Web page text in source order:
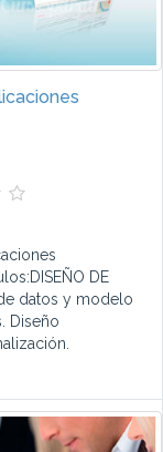
DE
de datos y modelo
Diseño